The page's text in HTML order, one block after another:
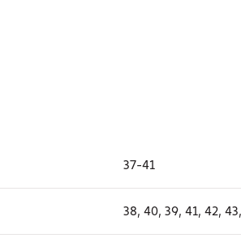
37-41
38, 40, 39, 41, 42,